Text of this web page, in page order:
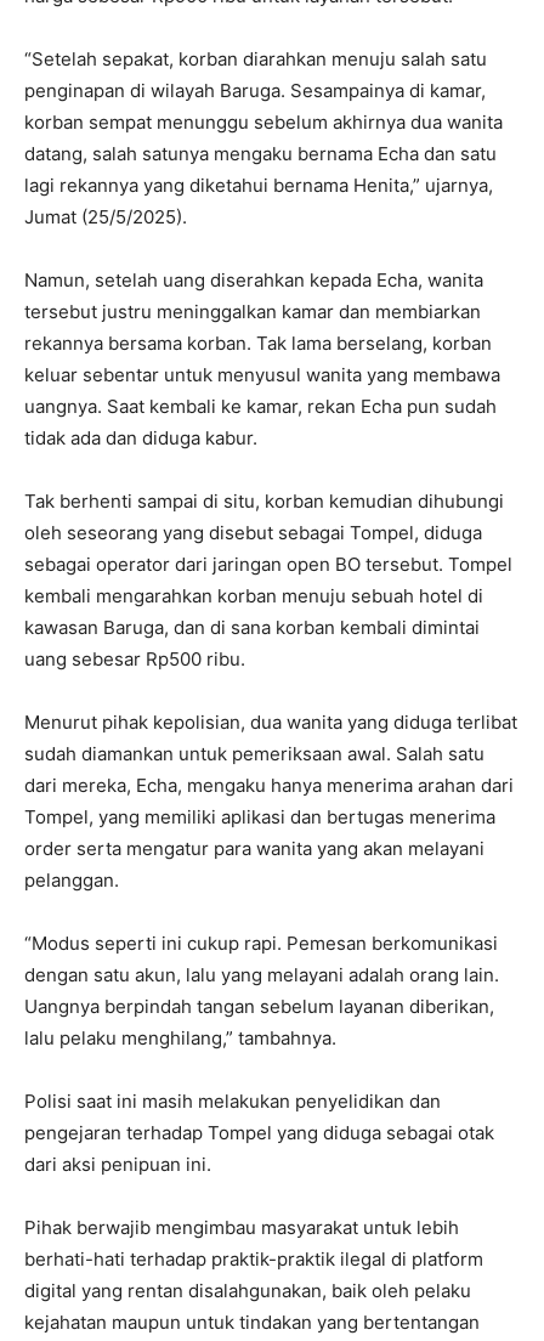
“Setelah sepakat, korban diarahkan menuju salah satu
penginapan di wilayah Baruga. Sesampainya di kamar,
korban sempat menunggu sebelum akhirnya dua wanita
datang, salah satunya mengaku bernama Echa dan satu
lagi rekannya yang diketahui bernama Henita,” ujarnya,
Jumat (25/5/2025).
Namun, setelah uang diserahkan kepada Echa, wanita
tersebut justru meninggalkan kamar dan membiarkan
rekannya bersama korban. Tak lama berselang, korban
keluar sebentar untuk menyusul wanita yang membawa
uangnya. Saat kembali ke kamar, rekan Echa pun sudah
tidak ada dan diduga kabur.
Tak berhenti sampai di situ, korban kemudian dihubungi
oleh seseorang yang disebut sebagai Tompel, diduga
sebagai operator dari jaringan open BO tersebut. Tompel
kembali mengarahkan korban menuju sebuah hotel di
kawasan Baruga, dan di sana korban kembali dimintai
uang sebesar Rp500 ribu.
Menurut pihak kepolisian, dua wanita yang diduga terlibat
sudah diamankan untuk pemeriksaan awal. Salah satu
dari mereka, Echa, mengaku hanya menerima arahan dari
Tompel, yang memiliki aplikasi dan bertugas menerima
order serta mengatur para wanita yang akan melayani
pelanggan.
“Modus seperti ini cukup rapi. Pemesan berkomunikasi
dengan satu akun, lalu yang melayani adalah orang lain.
Uangnya berpindah tangan sebelum layanan diberikan,
lalu pelaku menghilang,” tambahnya.
Polisi saat ini masih melakukan penyelidikan dan
pengejaran terhadap Tompel yang diduga sebagai otak
dari aksi penipuan ini.
Pihak berwajib mengimbau masyarakat untuk lebih
berhati-hati terhadap praktik-praktik ilegal di platform
digital yang rentan disalahgunakan, baik oleh pelaku
kejahatan maupun untuk tindakan yang bertentangan